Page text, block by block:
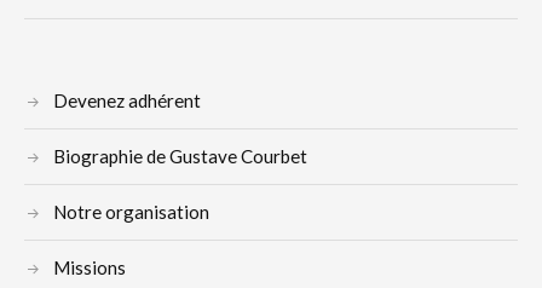
Devenez adhérent
Biographie de Gustave Courbet
Notre organisation
Missions